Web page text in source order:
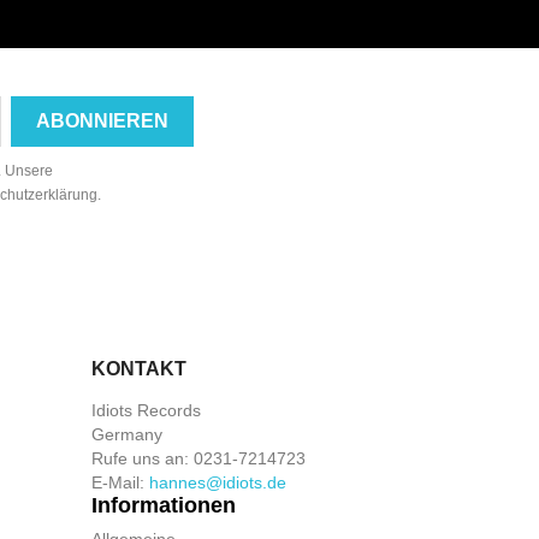
Unsere
KONTAKT
Idiots Records
Germany
Rufe uns an: 0231-7214723
E-Mail: hannes@idiots.de
Informationen